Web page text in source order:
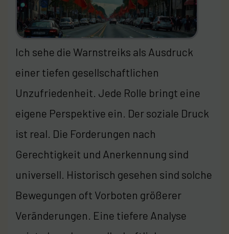
Ich sehe die Warnstreiks als Ausdruck
einer tiefen gesellschaftlichen
Unzufriedenheit. Jede Rolle bringt eine
eigene Perspektive ein. Der soziale Druck
ist real. Die Forderungen nach
Gerechtigkeit und Anerkennung sind
universell. Historisch gesehen sind solche
Bewegungen oft Vorboten größerer
Veränderungen. Eine tiefere Analyse